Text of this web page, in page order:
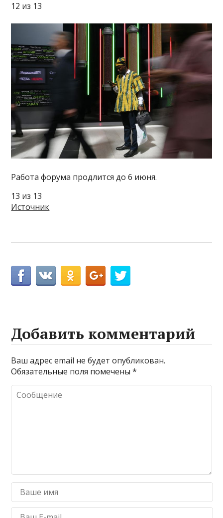
12 из 13
Работа форума продлится до 6 июня.
13 из 13
Источник
Добавить комментарий
Ваш адрес email не будет опубликован.
Обязательные поля помечены*